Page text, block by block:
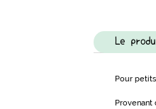
Le
Pour